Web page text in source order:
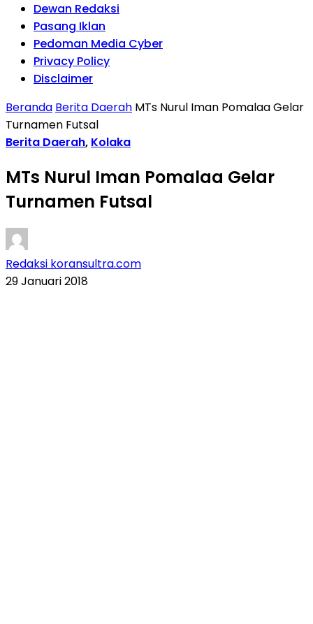
Dewan Redaksi
Pasang Iklan
Pedoman Media Cyber
Privacy Policy
Disclaimer
Beranda Berita Daerah MTs Nurul Iman Pomalaa Gelar
Turnamen Futsal
Berita Daerah, Kolaka
MTs Nurul Iman Pomalaa Gelar
Turnamen Futsal
Redaksi koransultra.com
29 Januari 2018